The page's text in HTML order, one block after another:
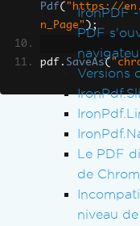
IronPDF
PDF
Versions
Le PDF
de
niveau
Pdf( "https://
n_Page" );
pdf . SaveAs(